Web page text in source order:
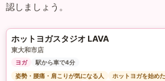
認しましょう。
ホットヨガスタジオ LAVA
東大和市店
ヨガ
駅から車で4分
姿勢・腰痛・肩こりが気になる人
ホットヨガを始め